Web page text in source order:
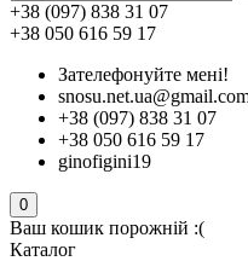
+38 (097) 838 31 07
+38 050 616 59 17
Зателефонуйте мені!
+38 (097) 838 31 07
+38 050 616 59 17
ginofigini19
0
Ваш кошик порожній :(
Каталог